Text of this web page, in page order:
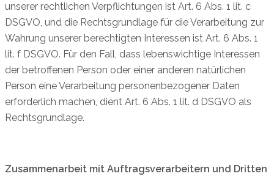
unserer rechtlichen Verpflichtungen ist Art. 6 Abs. 1 lit. c
DSGVO, und die Rechtsgrundlage für die Verarbeitung zur
Wahrung unserer berechtigten Interessen ist Art. 6 Abs. 1
lit. f DSGVO. Für den Fall, dass lebenswichtige Interessen
der betroffenen Person oder einer anderen natürlichen
Person eine Verarbeitung personenbezogener Daten
erforderlich machen, dient Art. 6 Abs. 1 lit. d DSGVO als
Rechtsgrundlage.
Zusammenarbeit mit Auftragsverarbeitern und Dritten